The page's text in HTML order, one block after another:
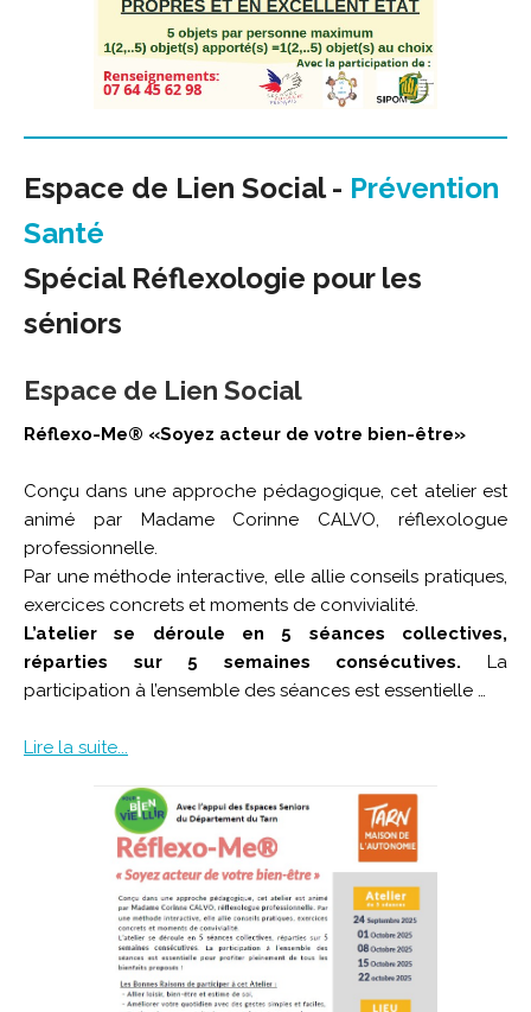
Espace de Lien Social - Prévention
Santé
Spécial Réflexologie pour les
séniors
Espace de Lien Social
Réflexo-Me® «Soyez acteur de votre bien-être»
Conçu dans une approche pédagogique, cet atelier est
animé par Madame Corinne CALVO, réflexologue
professionnelle.
Par une méthode interactive, elle allie conseils pratiques,
exercices concrets et moments de convivialité.
L’atelier se déroule en 5 séances collectives,
réparties sur 5 semaines consécutives. La
participation à l’ensemble des séances est essentielle …
Lire la suite...